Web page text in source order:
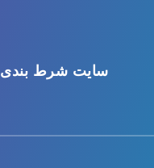
سایت شرط بندی